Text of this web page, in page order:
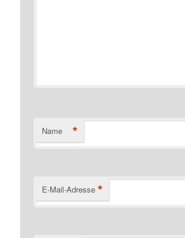
Name *
E-Mail-Adresse *